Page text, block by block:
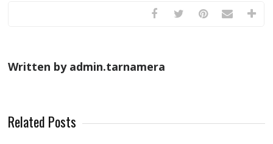
Written by admin.tarnamera
Related Posts